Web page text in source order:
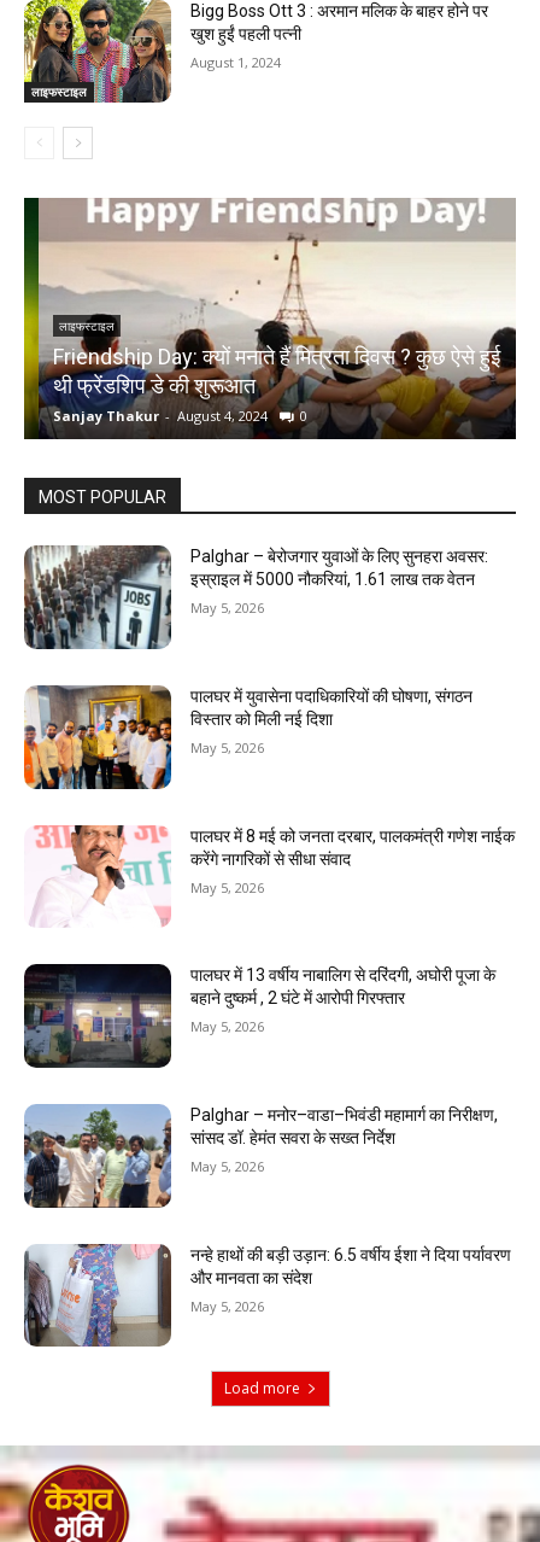
लाइफस्टाइल
Bigg Boss Ott 3 : अरमान मलिक के बाहर होने पर
खुश हुईं पहली पत्नी
August 1, 2024
लाइफस्टाइल
Friendship Day: क्‍यों मनाते हैं मित्रता दिवस ? कुछ ऐसे हुई
थी फ्रेंडशिप डे की शुरूआत
Sanjay Thakur - August 4, 2024 0
MOST POPULAR
Palghar – बेरोजगार युवाओं के लिए सुनहरा अवसर:
इस्राइल में 5000 नौकरियां, ₹1.61 लाख तक वेतन
May 5, 2026
पालघर में युवासेना पदाधिकारियों की घोषणा, संगठन
विस्तार को मिली नई दिशा
May 5, 2026
पालघर में 8 मई को जनता दरबार, पालकमंत्री गणेश नाईक
करेंगे नागरिकों से सीधा संवाद
May 5, 2026
पालघर में 13 वर्षीय नाबालिग से दरिंदगी, अघोरी पूजा के
बहाने दुष्कर्म , 2 घंटे में आरोपी गिरफ्तार
May 5, 2026
Palghar – मनोर–वाडा–भिवंडी महामार्ग का निरीक्षण,
सांसद डॉ. हेमंत सवरा के सख्त निर्देश
May 5, 2026
नन्हे हाथों की बड़ी उड़ान: 6.5 वर्षीय ईशा ने दिया पर्यावरण
और मानवता का संदेश
May 5, 2026
Load more